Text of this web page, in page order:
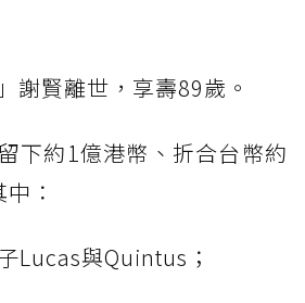
謝賢離世，享壽89歲。
下約1億港幣、折合台幣約
：
Lucas與Quintus；